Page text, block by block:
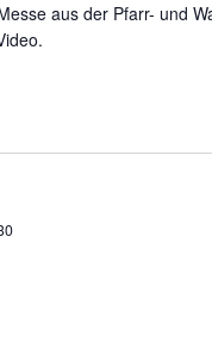
aus der Pfarr- und